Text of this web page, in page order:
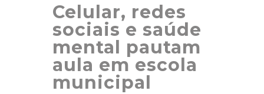
Celular, redes
sociais e saúde
mental pautam
aula em escola
municipal